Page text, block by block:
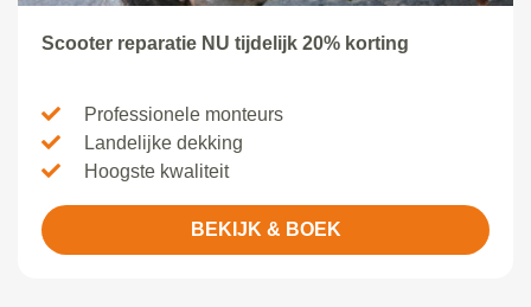
Scooter reparatie NU tijdelijk 20% korting
Professionele monteurs
Landelijke dekking
Hoogste kwaliteit
BEKIJK & BOEK